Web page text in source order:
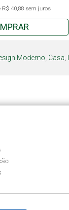
R$ 40,88 sem juros
Moderno Casa